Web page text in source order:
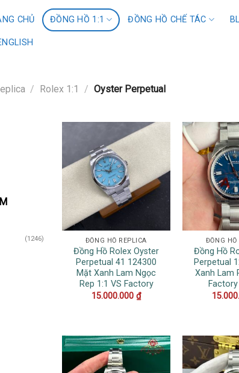
CHỦ ĐỒNG HỒ 1:1 ĐỒNG HỒ CHẾ TÁC
/ Rolex 1:1 / Oyster Perpetual
(1246) ĐỒNG HỒ REPLICA
Đồng Hồ Rolex Oyster
Perpetual 41 124300
Mặt Xanh Lam Ngọc
Rep 1:1 VS Factory
15.000.000 ₫
ĐỒNG HỒ
Đồng Hồ
Perpetual
Xanh Lam